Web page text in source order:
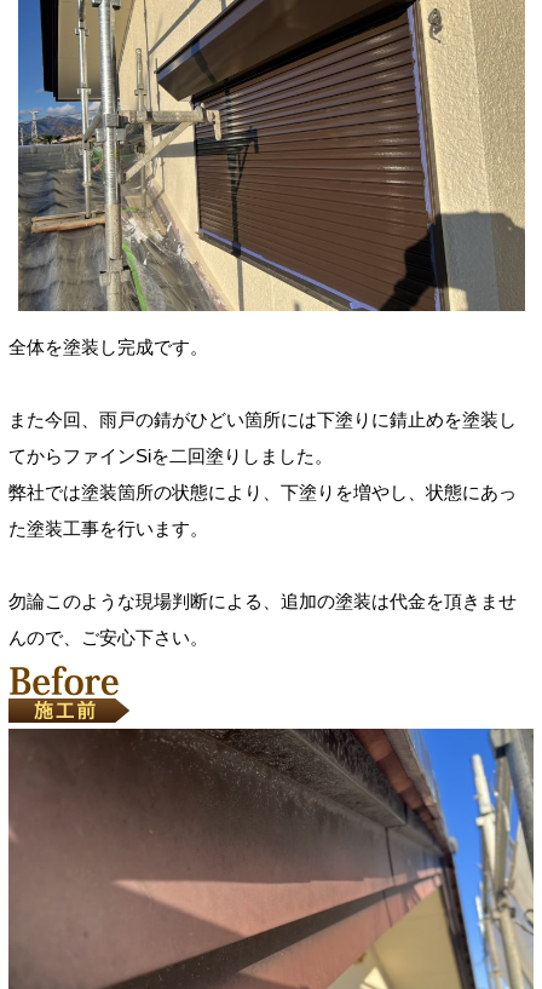
全体を塗装し完成です。
また今回、雨戸の錆がひどい箇所には下塗りに錆止めを塗装し
てからファインSiを二回塗りしました。
弊社では塗装箇所の状態により、下塗りを増やし、状態にあっ
た塗装工事を行います。
勿論このような現場判断による、追加の塗装は代金を頂きませ
んので、ご安心下さい。